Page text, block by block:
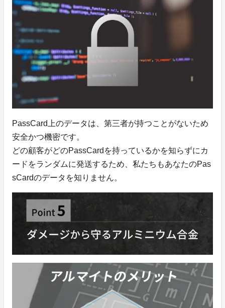
PassCard上のデータは、第三者が持つことがないため
安全かつ機密です。
どの顧客がどのPassCardを持っているかを知らずにカ
ードをランダムに発送するため、私たちもあなたのPas
sCardのデータを知りません。